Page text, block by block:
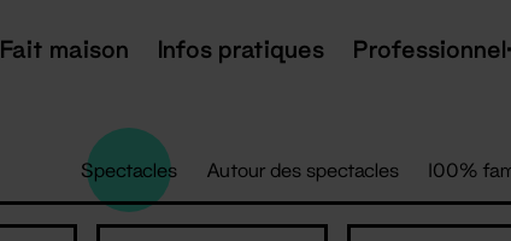
Fait maison Infos pratiques
Spectacles Autour des spectacles 100%